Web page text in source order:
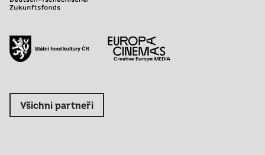
Všichni partneři